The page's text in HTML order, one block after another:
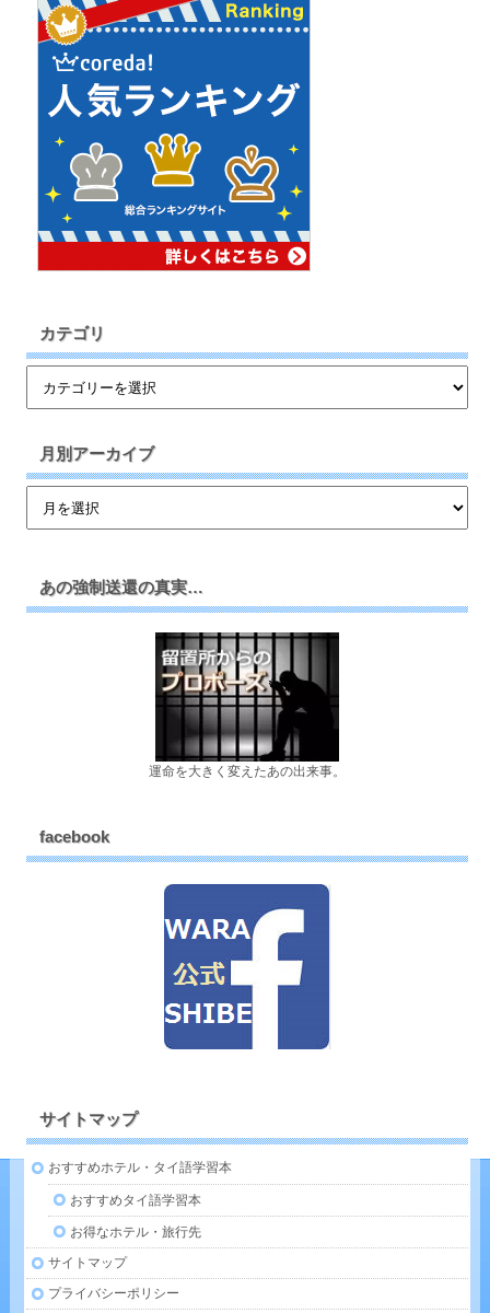
カテゴリ
月別アーカイブ
あの強制送還の真実…
運命を大きく変えたあの出来事。
facebook
サイトマップ
おすすめホテル・タイ語学習本
おすすめタイ語学習本
お得なホテル・旅行先
サイトマップ
プライバシーポリシー